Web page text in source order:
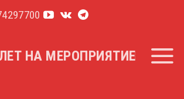
НА МЕРОПРИЯТИЕ